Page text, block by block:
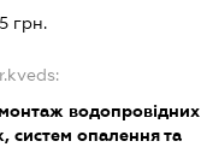
грн.
монтаж водопровідних
систем опалення та